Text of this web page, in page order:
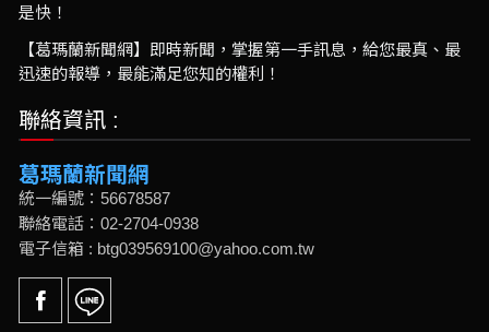
是快！
【葛瑪蘭新聞網】即時新聞，掌握第一手訊息，給您最真、最
迅速的報導，最能滿足您知的權利！
聯絡資訊 :
葛瑪蘭新聞網
統一編號：56678587
聯絡電話：02-2704-0938
電子信箱 : btg039569100@yahoo.com.tw